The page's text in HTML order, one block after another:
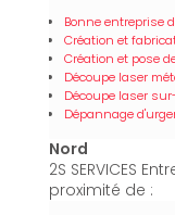
Bonne entreprise
Création et
Création et pose
Découpe laser
Découpe laser
Dépannage
Nord
2S SERVICES
proximité de :